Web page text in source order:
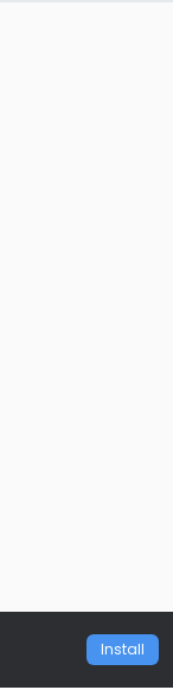
Install